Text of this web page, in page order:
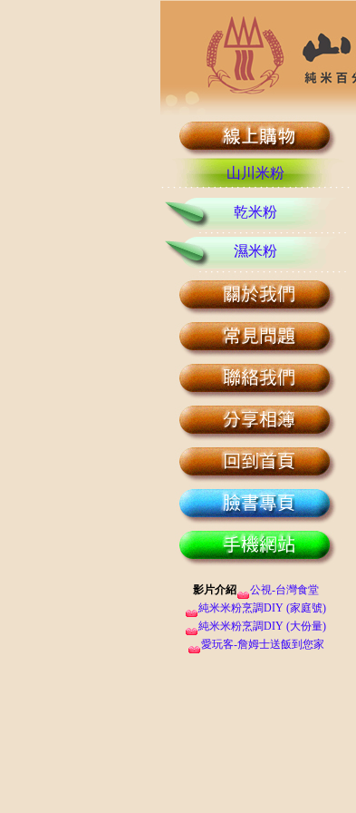
山川米粉
乾米粉
濕米粉
影片介紹
公視-台灣食堂
純米米粉烹調DIY (家庭號)
純米米粉烹調DIY (大份量)
愛玩客-詹姆士送飯到您家